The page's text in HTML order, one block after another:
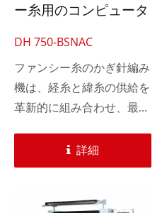
ー糸用のコンピュータ
ターバー自動30インチ
かぎ針編み機
DH 750-BSNAC
ファンシー糸のかぎ針編み
機は、経糸と緯糸の供給を
革新的に組み合わせ、最先
ムを搭載しており、ファン
シー糸デザインの新たな可
ます。...
詳細